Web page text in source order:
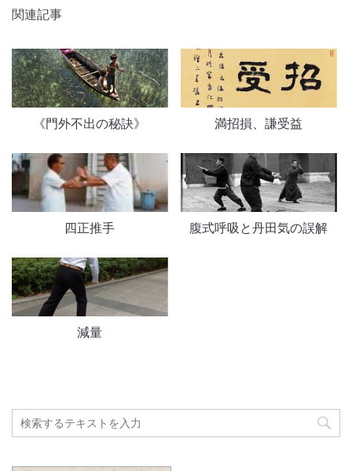
関連記事
《門外不出の秘訣》 満招損、謙受益
四正推手 腹式呼吸と丹田気の誤解
減量